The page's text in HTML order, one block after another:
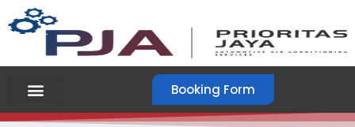
Booking Form